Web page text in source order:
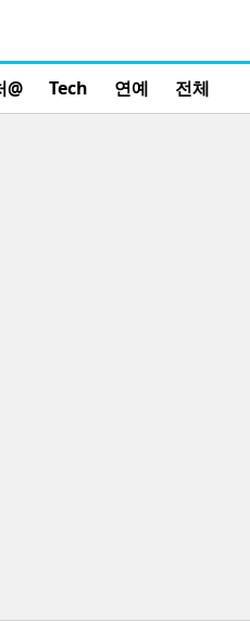
@ Tech 연예 전체